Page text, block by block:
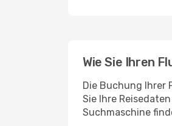
Wie Sie Ihren
Die Buchung Ihrer
Sie Ihre
Suchmaschine